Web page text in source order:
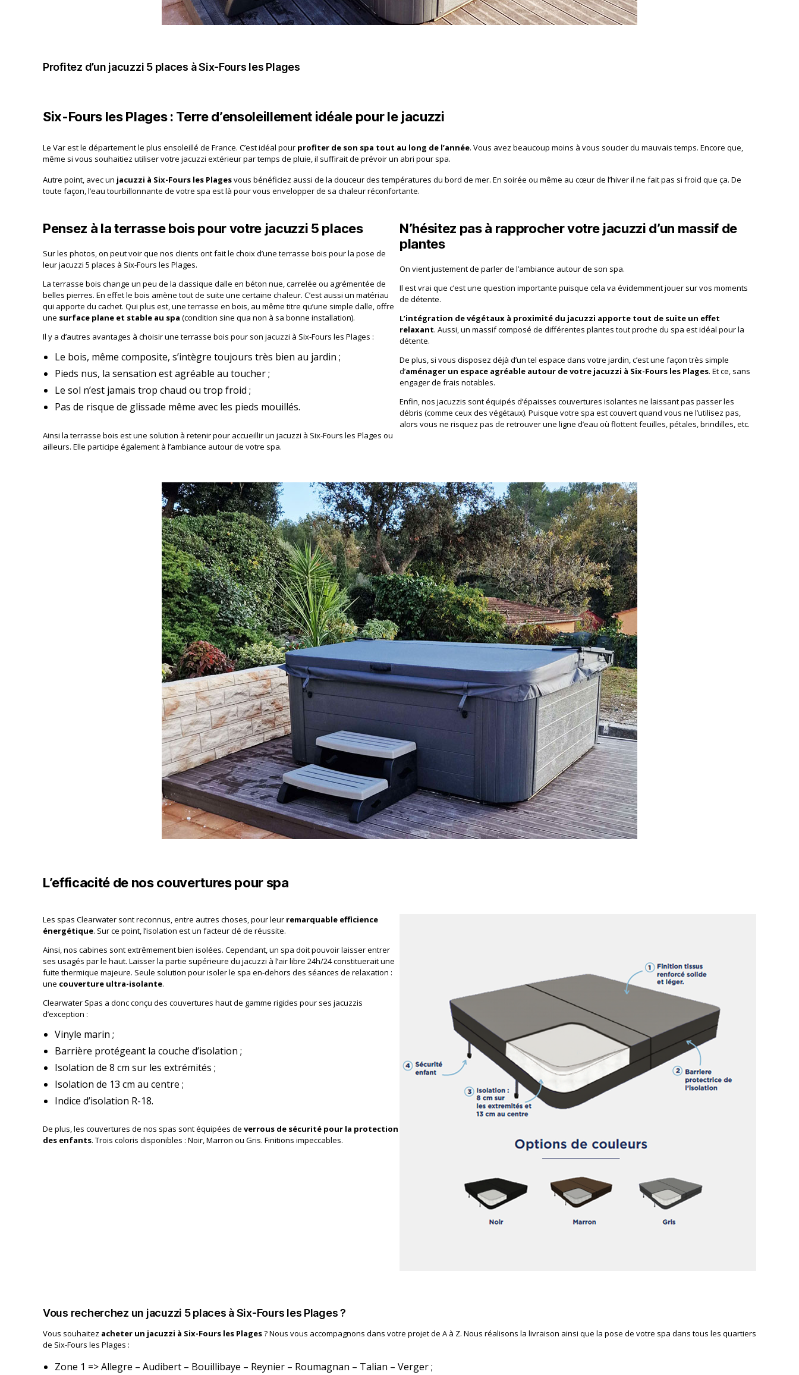
Profitez d’un jacuzzi 5 places à Six-Fours les Plages
Six-Fours les Plages : Terre d’ensoleillement idéale pour le jacuzzi
Le Var est le département le plus ensoleillé de France. C’est idéal pour profiter de son spa tout au long de l’année. Vous avez beaucoup moins à vous soucier du mauvais temps. Encore que,
même si vous souhaitiez utiliser votre jacuzzi extérieur par temps de pluie, il suffirait de prévoir un abri pour spa.
Autre point, avec un jacuzzi à Six-Fours les Plagesvous bénéficiez aussi de la douceur des températures du bord de mer. En soirée ou même au cœur de l’hiver il ne fait pas si froid que ça. De
toute façon, l’eau tourbillonnante de votre spa est là pour vous envelopper de sa chaleur réconfortante.
Pensez à la terrasse bois pour votre jacuzzi 5 places
Sur les photos, on peut voir que nos clients ont fait le choix d’une terrasse bois pour la pose de
leur jacuzzi 5 places à Six-Fours les Plages.
La terrasse bois change un peu de la classique dalle en béton nue, carrelée ou agrémentée de
belles pierres. En effet le bois amène tout de suite une certaine chaleur. C’est aussi un matériau
qui apporte du cachet. Qui plus est, une terrasse en bois, au même titre qu’une simple dalle, offre
une surface plane et stable au spa (condition sine qua non à sa bonne installation).
Il y a d’autres avantages à choisir une terrasse bois pour son jacuzzi à Six-Fours les Plages :
Le bois, même composite, s’intègre toujours très bien au jardin ;
Pieds nus, la sensation est agréable au toucher ;
Le sol n’est jamais trop chaud ou trop froid ;
Pas de risque de glissade même avec les pieds mouillés.
Ainsi la terrasse bois est une solution à retenir pour accueillir un jacuzzi à Six-Fours les Plages ou
ailleurs. Elle participe également à l’ambiance autour de votre spa.
N’hésitez pas à rapprocher votre jacuzzi d’un massif de
plantes
On vient justement de parler de l’ambiance autour de son spa.
Il est vrai que c’est une question importante puisque cela va évidemment jouer sur vos moments
de détente.
L’intégration de végétaux à proximité du jacuzzi apporte tout de suite un effet
relaxant. Aussi, un massif composé de différentes plantes tout proche du spa est idéal pour la
détente.
De plus, si vous disposez déjà d’un tel espace dans votre jardin, c’est une façon très simple
d’aménager un espace agréable autour de votre jacuzzi à Six-Fours les Plages. Et ce, sans
engager de frais notables.
Enfin, nos jacuzzis sont équipés d’épaisses couvertures isolantes ne laissant pas passer les
débris (comme ceux des végétaux). Puisque votre spa est couvert quand vous ne l’utilisez pas,
alors vous ne risquez pas de retrouver une ligne d’eau où flottent feuilles, pétales, brindilles, etc.
L’efficacité de nos couvertures pour spa
Les spas Clearwater sont reconnus, entre autres choses, pour leur remarquable efficience
énergétique. Sur ce point, l’isolation est un facteur clé de réussite.
Ainsi, nos cabines sont extrêmement bien isolées. Cependant, un spa doit pouvoir laisser entrer
ses usagés par le haut. Laisser la partie supérieure du jacuzzi à l’air libre 24h/24 constituerait une
fuite thermique majeure. Seule solution pour isoler le spa en-dehors des séances de relaxation :
une couverture ultra-isolante.
Clearwater Spas a donc conçu des couvertures haut de gamme rigides pour ses jacuzzis
d’exception :
Vinyle marin ;
Barrière protégeant la couche d’isolation ;
Isolation de 8 cm sur les extrémités ;
Isolation de 13 cm au centre ;
Indice d’isolation R-18.
De plus, les couvertures de nos spas sont équipées de verrous de sécurité pour la protection
des enfants. Trois coloris disponibles : Noir, Marron ou Gris. Finitions impeccables.
Vous recherchez un jacuzzi 5 places à Six-Fours les Plages ?
Vous souhaitez acheter un jacuzzi à Six-Fours les Plages? Nous vous accompagnons dans votre projet de A à Z. Nous réalisons la livraison ainsi que la pose de votre spa dans tous les quartiers
de Six-Fours les Plages :
Zone 1 => Allegre – Audibert – Bouillibaye – Reynier – Roumagnan – Talian – Verger ;